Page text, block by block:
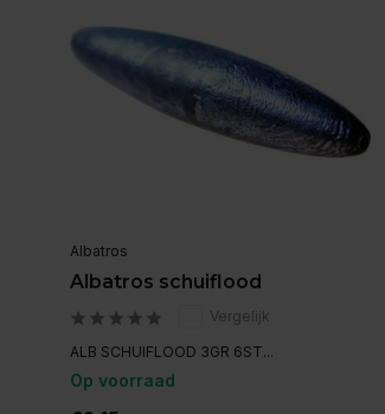
Albatros
Albatros schuiflood
Vergelijk
ALB SCHUIFLOOD 3GR 6ST...
Op voorraad